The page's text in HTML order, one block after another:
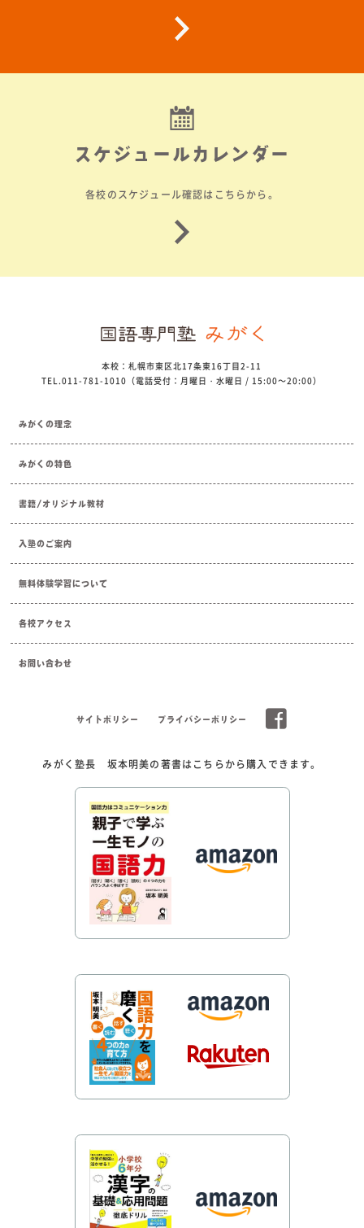
スケジュールカレンダー
各校のスケジュール確認はこちらから。
本校：札幌市東区北17条東16丁目2-11
TEL.011-781-1010（電話受付：月曜日・水曜日 / 15:00～20:00）
みがくの理念
みがくの特色
書籍/オリジナル教材
入塾のご案内
無料体験学習について
各校アクセス
お問い合わせ
サイトポリシー プライバシーポリシー
みがく塾長 坂本明美の著書はこちらから購入できます。